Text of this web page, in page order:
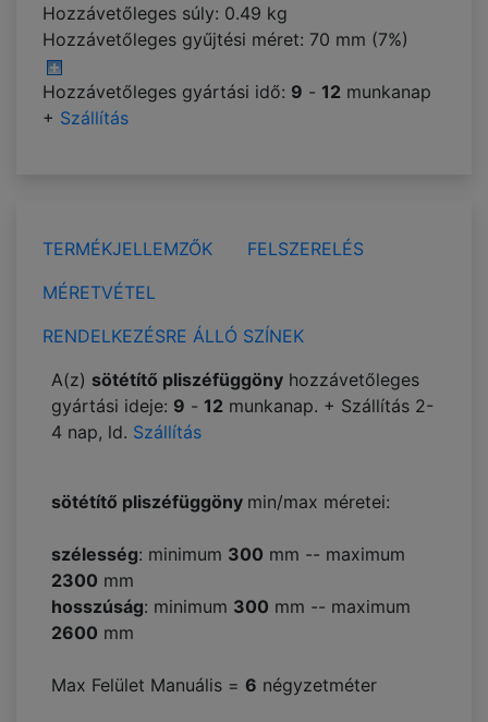
Hozzávetőleges súly: 0.49 kg
Hozzávetőleges gyűjtési méret: 70 mm (7%)
Hozzávetőleges gyártási idő: 9 - 12 munkanap
+ Szállítás
TERMÉKJELLEMZŐK
FELSZERELÉS
MÉRETVÉTEL
RENDELKEZÉSRE ÁLLÓ SZÍNEK
A(z) sötétítő pliszéfüggöny hozzávetőleges
gyártási ideje: 9 - 12 munkanap. + Szállítás 2-
4 nap, ld. Szállítás
sötétítő pliszéfüggöny min/max méretei:
szélesség: minimum 300 mm -- maximum
2300 mm
hosszúság: minimum 300 mm -- maximum
2600 mm
Max Felület Manuális = 6 négyzetméter